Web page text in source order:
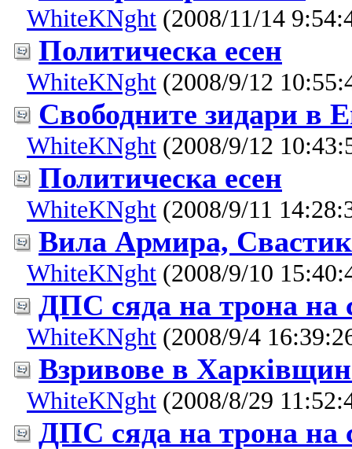
WhiteKNght (2008/11/14
Политическа есен
WhiteKNght (2008/9/12
Свободните зидари в
WhiteKNght (2008/9/12
Политическа есен
WhiteKNght (2008/9/11
Вила Армира,
WhiteKNght (2008/9/10
ДПС сяда на трона на
WhiteKNght (2008/9/4
Взривове в
WhiteKNght (2008/8/29
ДПС сяда на трона на